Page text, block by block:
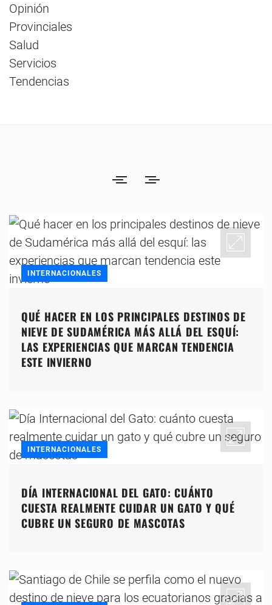
Opinión
Provinciales
Salud
Servicios
Tendencias
INTERNACIONALES
QUÉ HACER EN LOS PRINCIPALES DESTINOS DE
NIEVE DE SUDAMÉRICA MÁS ALLÁ DEL ESQUÍ:
LAS EXPERIENCIAS QUE MARCAN TENDENCIA
ESTE INVIERNO
INTERNACIONALES
DÍA INTERNACIONAL DEL GATO: CUÁNTO
CUESTA REALMENTE CUIDAR UN GATO Y QUÉ
CUBRE UN SEGURO DE MASCOTAS